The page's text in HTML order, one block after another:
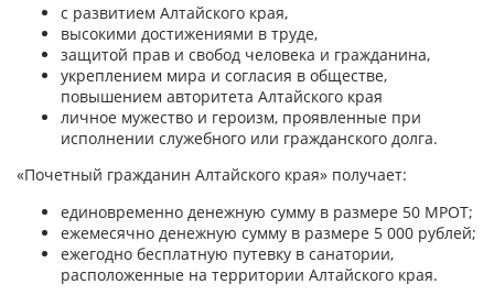
с развитием Алтайского края,
высокими достижениями в труде,
защитой прав и свобод человека и гражданина,
укреплением мира и согласия в обществе,
повышением авторитета Алтайского края
личное мужество и героизм, проявленные при
исполнении служебного или гражданского долга.
«Почетный гражданин Алтайского края» получает:
единовременно денежную сумму в размере 50 МРОТ;
ежемесячно денежную сумму в размере 5 000 рублей;
ежегодно бесплатную путевку в санатории,
расположенные на территории Алтайского края.